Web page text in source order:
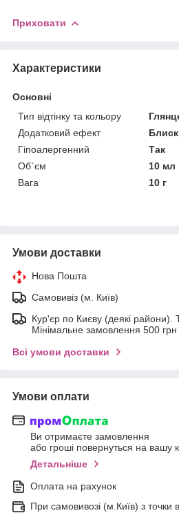
Приховати
Характеристики
Основні
Тип відтінку та кольору
Додатковий ефект
Блиск
Гіпоалергенний
Так
Об`єм
10 мл
Вага
10 г
Умови доставки
Нова Пошта
Самовивіз (м. Київ)
Кур'єр по Києву (деякі райони).
Мінімальне замовлення 500 грн
Всі умови доставки
Умови оплати
Ви отримаєте замовлення
або гроші повернуться на вашу
Детальніше
Оплата на рахунок
При самовивозі (м.Київ) з точки